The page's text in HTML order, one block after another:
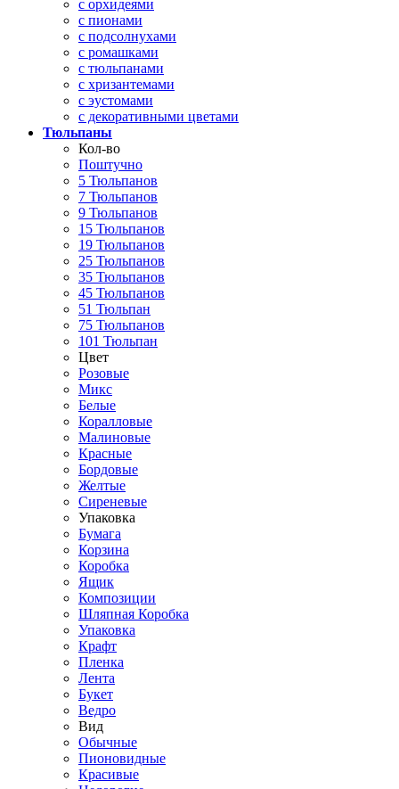
с орхидеями
с пионами
с подсолнухами
с ромашками
с тюльпанами
с хризантемами
с эустомами
с декоративными цветами
Тюльпаны
Кол-во
Поштучно
5 Тюльпанов
7 Тюльпанов
9 Тюльпанов
15 Тюльпанов
19 Тюльпанов
25 Тюльпанов
35 Тюльпанов
45 Тюльпанов
51 Тюльпан
75 Тюльпанов
101 Тюльпан
Цвет
Розовые
Микс
Белые
Коралловые
Малиновые
Красные
Бордовые
Желтые
Сиреневые
Упаковка
Бумага
Корзина
Коробка
Ящик
Композиции
Шляпная Коробка
Упаковка
Крафт
Пленка
Лента
Букет
Ведро
Вид
Обычные
Пионовидные
Красивые